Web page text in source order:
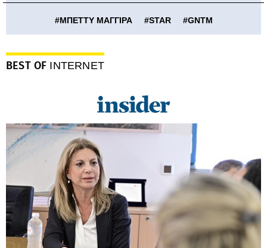
#ΜΠΕΤΤΥ ΜΑΓΓΙΡΑ #STAR #GNTM
BEST OF INTERNET